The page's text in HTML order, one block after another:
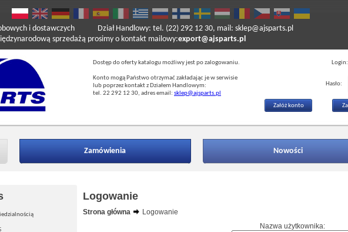
i dostawczych
sprzedażą prosimy o kontakt mailowy:export@ajsparts.pl
Dział Handlowy: tel. (22) 292 12 30, mail: sklep@ajsparts.pl
Dostęp do oferty katalogu możliwy jest po zalogowaniu.
Konto mogą Państwo otrzymać zakładając je w serwisie
lub poprzez kontakt z Działem Handlowym:
tel. 22 292 12 30, adres email: sklep@ajsparts.pl
Login:
Hasło:
Załóż konto
Zamówienia Nowości
Logowanie
Strona główna
Logowanie
Nazwa użytkownika: